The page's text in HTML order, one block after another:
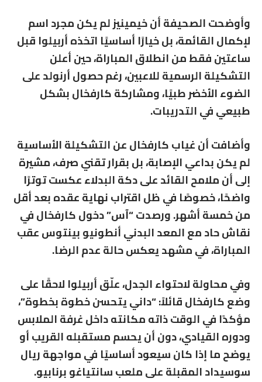
وأوضحت الصحيفة أن خيمينيز لم يكن مجرد اسم
لإكمال القائمة، بل خيارًا أساسيًا اتخذه أربيلوا قبل
ساعتين فقط من انطلاق المباراة، حين أعلن
التشكيلة الرسمية للاعبين، رغم حصول أرنولد على
الضوء الأخضر طبيًا، ومشاركة كارفخال بشكل
طبيعي في التدريبات.
وأضافت أن غياب كارفخال عن التشكيلة الأساسية
لم يكن بداعي الإصابة، بل بقرار تقني صرف، مشيرة
إلى أن ملامح القائد على دكة البدلاء عكست توترًا
واضحًا، خصوصًا في ظل اقتراب نهاية عقده بعد أقل
من خمسة أشهر. ورصدت “آس” دخول كارفخال في
نقاش حاد مع المعد البدني أنطونيو بينتوس عقب
المباراة، في مشهد يعكس حالة عدم الرضا.
وفي محاولة لاحتواء الجدل، علّق أربيلوا لاحقًا على
وضع كارفخال قائلاً: “داني يتحسن خطوة بخطوة”،
مؤكدًا في الوقت ذاته مكانته داخل غرفة الملابس
ودوره القيادي، دون أن يحسم مستقبله القريب أو
يوضح ما إذا كان سيعود أساسيًا في مواجهة ريال
سوسيداد المقبلة على ملعب سانتياغو برنابيو.